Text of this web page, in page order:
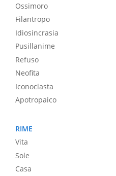
Ossimoro
Filantropo
Idiosincrasia
Pusillanime
Refuso
Neofita
Iconoclasta
Apotropaico
RIME
Vita
Sole
Casa